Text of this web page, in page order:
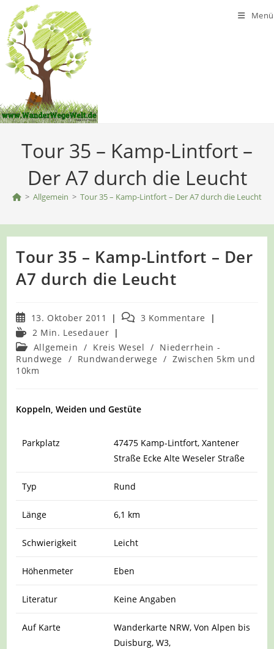
Inhalt
springen
Menü
Tour 35 – Kamp-Lintfort –
Der A7 durch die Leucht
> Allgemein > Tour 35 – Kamp-Lintfort – Der A7 durch die Leucht
Tour 35 – Kamp-Lintfort – Der
A7 durch die Leucht
Beitrag
veröffentlicht:
13. Oktober 2011
Beitrags-3 Kommentare
Lesedauer:
2 Min. Lesedauer
Beitrags-
Kategorie:
Allgemein / Kreis Wesel / Niederrhein -
Rundwege
/ Rundwanderwege / Zwischen 5km und
10km
Koppeln, Weiden und Gestüte
Parkplatz
47475 Kamp-Lintfort, Xantener
Straße Ecke Alte Weseler Straße
Typ Rund
Länge 6,1 km
Schwierigkeit Leicht
Höhenmeter Eben
Literatur Keine Angaben
Auf Karte
Wanderkarte NRW, Von Alpen bis
Duisburg, W3,